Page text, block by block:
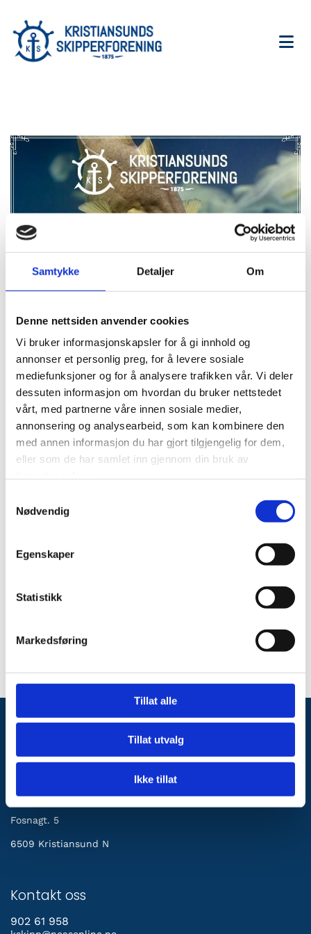
Samtykke Detaljer Om
Denne nettsiden anvender cookies
Vi bruker informasjonskapsler for å gi innhold og
annonser et personlig preg, for å levere sosiale
mediefunksjoner og for å analysere trafikken vår. Vi deler
dessuten informasjon om hvordan du bruker nettstedet
vårt, med partnerne våre innen sosiale medier,
annonsering og analysearbeid, som kan kombinere den
med annen informasjon du har gjort tilgjengelig for dem,
eller som de har samlet inn gjennom din bruk av
Nødvendig
Egenskaper
Statistikk
Markedsføring
Tillat alle
Tillat utvalg
Ikke tillat
21/01/2024AV KRISTIANSUNDS SKIPPERFORENING
Medlemsmøte & Skreiaften
Medlemmer av Kristiansunds Skipperforening
inviteres til medlemsmøte og skreiaften.
medlemmer til medlemsmøte og skreiaften
torsdag 15 februar kl 19:00. Kuvert pris kr 250,-
Skipperforeningens lokale. Du kan også melde
971 53 282
eller kskipp@neasonline.no Påmeldingsfrist 9
februar. Velkommen!
Kristiansunds Skipperforening
Adresse
Fosnagt. 5
6509 Kristiansund N
Kontakt oss
902 61 958